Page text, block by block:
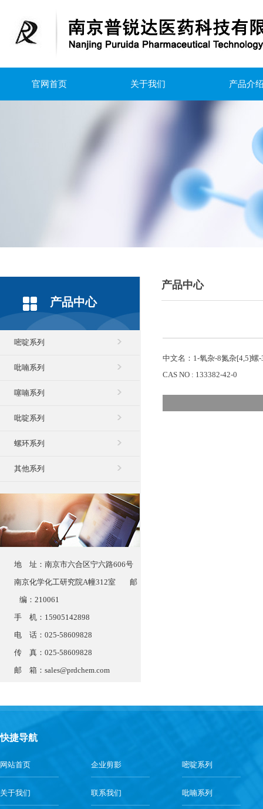
官网首页 关于我们 产品介
产品中心
嘧啶系列
吡喃系列
噻喃系列
吡啶系列
螺环系列
其他系列
地 址：南京市六合区宁六路606号
南京化学化工研究院A幢312室 邮
编：210061
手 机：15905142898
电 话：025-58609828
传 真：025-58609828
邮 箱： sales@prdchem.com
产品中心
中文名：1-氧杂-8氮杂[4,5]螺-
CAS NO : 133382-42-0
快捷导航
网站首页 企业剪影 嘧啶系列
关于我们 联系我们 吡喃系列